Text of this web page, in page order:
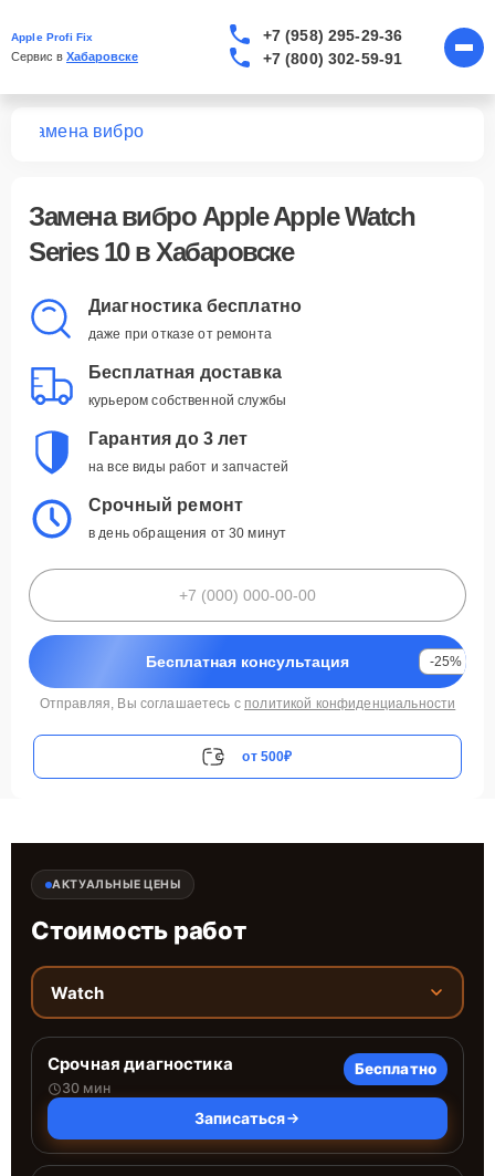
Apple Profi Fix
Сервис в Хабаровске
+7 (958) 295-29-36
+7 (800) 302-59-91
Замена вибро
Замена вибро Apple Apple Watch
Series 10 в Хабаровске
Диагностика бесплатно
даже при отказе от ремонта
Бесплатная доставка
курьером собственной службы
Гарантия до 3 лет
на все виды работ и запчастей
Срочный ремонт
в день обращения от 30 минут
Бесплатная консультация -25%
Отправляя, Вы соглашаетесь с политикой конфиденциальности
от 500₽
АКТУАЛЬНЫЕ ЦЕНЫ
Стоимость работ
Watch
Срочная диагностика
30 мин
Бесплатно
Записаться